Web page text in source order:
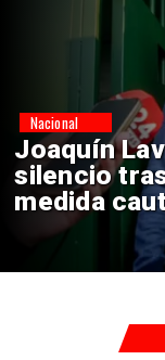
Chile y
reinicio de
consulares
Nacional